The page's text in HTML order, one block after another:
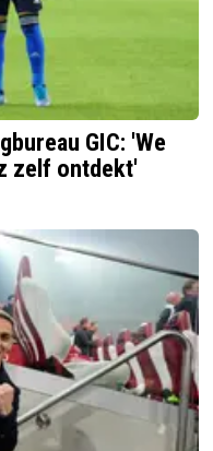
GIC: 'We
zelf ontdekt'